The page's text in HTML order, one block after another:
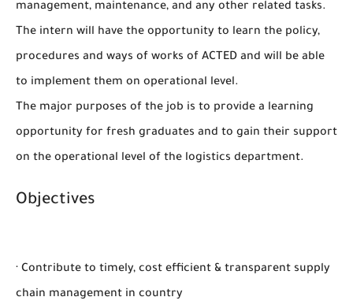
management, maintenance, and any other related tasks.
The intern will have the opportunity to learn the policy,
procedures and ways of works of ACTED and will be able
to implement them on operational level.
The major purposes of the job is to provide a learning
opportunity for fresh graduates and to gain their support
on the operational level of the logistics department.
Objectives
· Contribute to timely, cost efficient & transparent supply
chain management in country